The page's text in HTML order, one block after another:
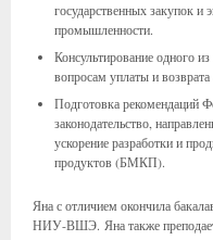
государственных закупок и
промышленности.
Консультирование одного
вопросам уплаты и
Подготовка рекомендаций
законодательство,
ускорение разработки и
продуктов (БМКП).
Яна с отличием окончила
НИУ-ВШЭ. Яна также